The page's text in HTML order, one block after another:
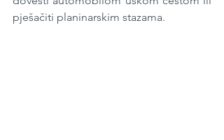
pješačiti planinarskim stazama.